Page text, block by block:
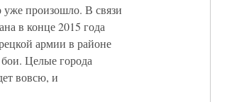
уже произошло. В связи
в конце 2015 года
армии в районе
Целые города
вовсю, и